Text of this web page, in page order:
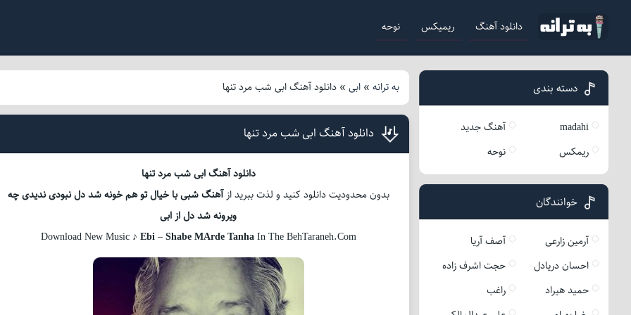
دانلود آهنگ ریمیکس نوحه
به ترانه» ابی» دانلود آهنگ ابی شب مرد تنها
دانلود آهنگ ابی شب مرد تنها
دانلود آهنگ ابی شب مرد تنها
بدون محدودیت دانلود کنید و لذت ببرید ازآهنگ شبی با خیال تو هم خونه شد دل نبودی ندیدی چه
ویرونه شد دل از ابی
Download New Music ♪ Ebi–Shabe MArde TanhaIn The BehTaraneh.Com
دسته بندی
madahi
آهنگ جدید
ریمکس
نوحه
خوانندگان
آرمین زارعی
آصف آریا
احسان دریادل
حجت اشرف زاده
حمید هیراد
راغب